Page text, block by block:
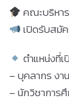
คณะบริหา
เปิดรับสมั
ตำแหน่งที่
– บุคลากร งา
– นักวิชาการ